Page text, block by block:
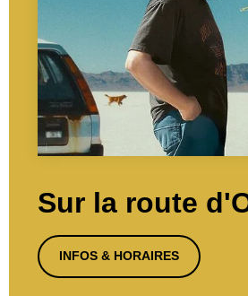
Sur la route
INFOS & HORAIRES